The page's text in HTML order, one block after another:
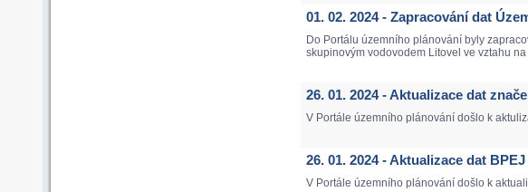
01. 02. 2024 - Zapracování dat
Do Portálu územního plánování byly
skupinovým vodovodem Litovel ve vztahu
26. 01. 2024 - Aktualizace dat
V Portále územního plánování došlo k
26. 01. 2024 - Aktualizace dat BPEJ
V Portále územního plánování došlo k